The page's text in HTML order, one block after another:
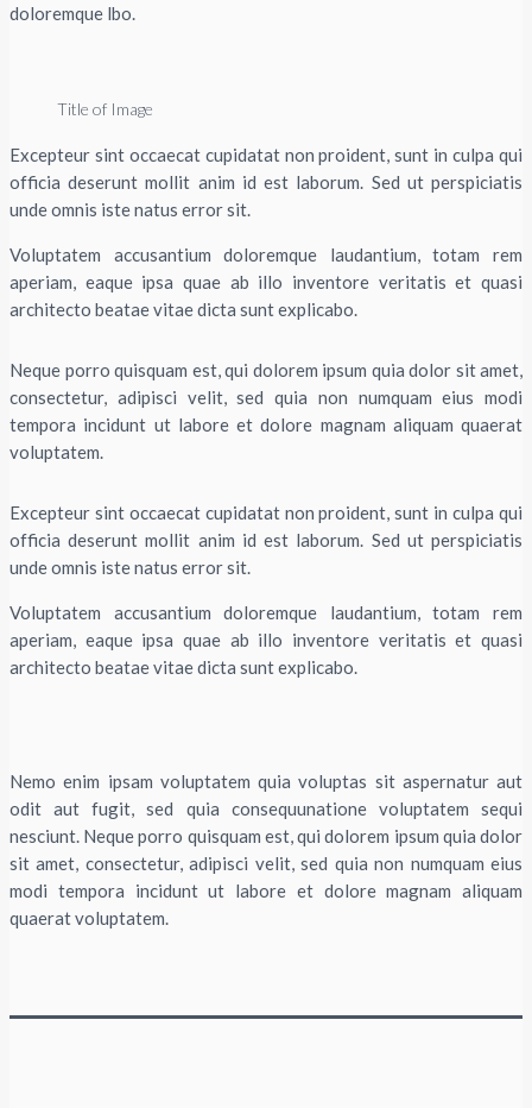
doloremque lbo.
Title of Image
Excepteur sint occaecat cupidatat non proident, sunt in culpa qui
officia deserunt mollit anim id est laborum. Sed ut perspiciatis
unde omnis iste natus error sit.
Voluptatem accusantium doloremque laudantium, totam rem
aperiam, eaque ipsa quae ab illo inventore veritatis et quasi
architecto beatae vitae dicta sunt explicabo.
Neque porro quisquam est, qui dolorem ipsum quia dolor sit amet,
consectetur, adipisci velit, sed quia non numquam eius modi
tempora incidunt ut labore et dolore magnam aliquam quaerat
voluptatem.
Excepteur sint occaecat cupidatat non proident, sunt in culpa qui
officia deserunt mollit anim id est laborum. Sed ut perspiciatis
unde omnis iste natus error sit.
Voluptatem accusantium doloremque laudantium, totam rem
aperiam, eaque ipsa quae ab illo inventore veritatis et quasi
architecto beatae vitae dicta sunt explicabo.
Nemo enim ipsam voluptatem quia voluptas sit aspernatur aut
odit aut fugit, sed quia consequunatione voluptatem sequi
nesciunt. Neque porro quisquam est, qui dolorem ipsum quia dolor
sit amet, consectetur, adipisci velit, sed quia non numquam eius
modi tempora incidunt ut labore et dolore magnam aliquam
quaerat voluptatem.